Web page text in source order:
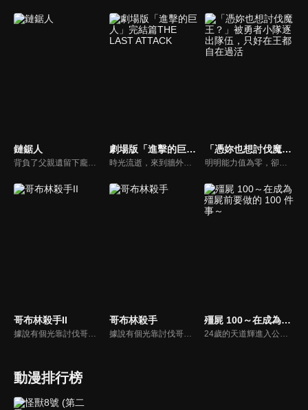
鏈鋸人
背負了父親遺留下龐大債務、因此過著極端負窮生活的少年淀治，他因為救了惡魔波奇塔，並與牠一起以惡魔獵人的身分斬殺低階惡魔來換取酬勞。有一天，流氓騙了淀治，讓他成為一堆惡魔的祭品，淀治在臨死之際，波奇塔犧牲自己，把心臟給了他，讓他復活並擁有了惡魔的力量，只要一拉位在心臟那邊的鏈子就能發動。之後淀治被公安人員看上，因此成為公安的惡魔獵人，就此展開奇妙的殺戮人生。
劇場版「進擊的巨人」完結篇THE LAST ATTACK
時光流逝，來到牆外世界的艾連選擇與調查軍團的伙伴們分道揚鑣，執行一個驚世駭俗的恐怖計畫。率領無數巨人將這個世界上所有能稱之為生命的生命盡數蹂躪的「地鳴」。以米卡莎和阿爾敏為首的倖存者們，為了阻止意圖毀滅世界的艾倫，挺身挑戰最後的戰役。
「憑妳也想討伐魔王？」被勇者小隊逐出隊伍，只好在王都自在過活
明明能力值為零，卻因為神諭而被選進勇者小隊的芙蘭姆，唯一擁有的是至今細節尚未明朗，名為「翻轉」的能力。雖在戰鬥中毫無意外地完全派不上用場，她仍不氣餒努力為小隊奉獻。然而，隊中一位赫赫有名的天才賢者吉恩卻看她不順眼，不只動不動就找碴，最後甚至硬是把她賣給奴隸商人。芙蘭姆在那裡被當作廢物受盡折磨，最後還因為娛樂目的，即將淪為怪物的大餐。芙蘭姆面前有兩個被安排好的選項。一個是拿起商人為了戲弄她而準備，會使裝備者喪命的「詛咒大劍」，或是就這樣被怪物啃咬而死。──當她選擇反抗到最後之時，她的人生將會「翻轉」。
哥布林殺手II 哥布林殺手
據說有個光靠討伐哥布林就爬上銀等的罕見存在…。一位女神官第一次組隊便陷入危機，拯救她的，正是人稱哥布林殺手的男人。他不擇手段，只一心一意地剷除哥布林。女神官被這樣的他耍得團團轉、公會的櫃檯小姐對他心懷感謝、兒時玩伴牧牛妹守候著他。然後，聽聞他的傳言，有位森人少女為委託他而現身…。
殭屍 100～在成為殭屍前要做的 100 件事～
動漫排行榜